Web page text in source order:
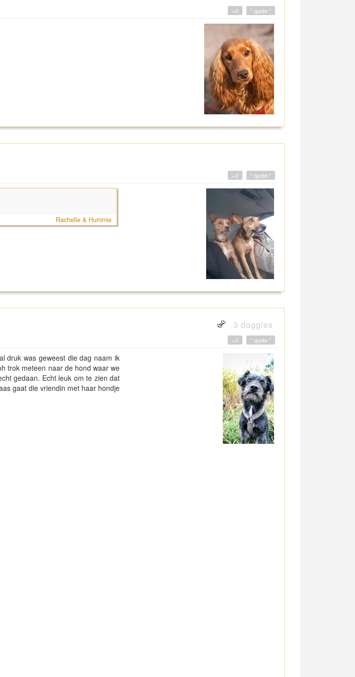
" quote "
+0
" quote "
+0
Rachelle & Hummie
3 doggies
" quote "
+0
druk was geweest die dag naam ik
trok meteen naar de hond waar we
gedaan. Echt leuk om te zien dat
gaat die vriendin met haar hondje